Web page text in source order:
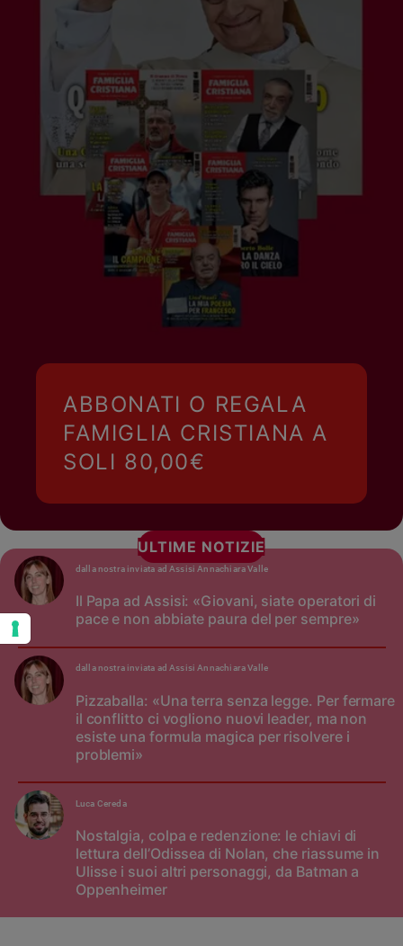
ABBONATI O REGALA
FAMIGLIA CRISTIANA A
SOLI 80,00€
ULTIME NOTIZIE
Il Papa ad Assisi: «Giovani, siate operatori di
pace e non abbiate paura del per sempre»
dalla nostra inviata ad Assisi Annachiara Valle
Pizzaballa: «Una terra senza legge. Per fermare
il conflitto ci vogliono nuovi leader, ma non
esiste una formula magica per risolvere i
problemi»
dalla nostra inviata ad Assisi Annachiara Valle
Nostalgia, colpa e redenzione: le chiavi di
lettura dell’Odissea di Nolan, che riassume in
Ulisse i suoi altri personaggi, da Batman a
Oppenheimer
Luca Cereda